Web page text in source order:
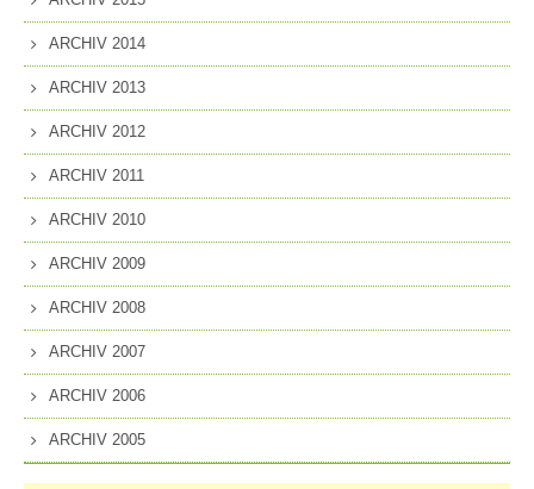
ARCHIV 2014
ARCHIV 2013
ARCHIV 2012
ARCHIV 2011
ARCHIV 2010
ARCHIV 2009
ARCHIV 2008
ARCHIV 2007
ARCHIV 2006
ARCHIV 2005